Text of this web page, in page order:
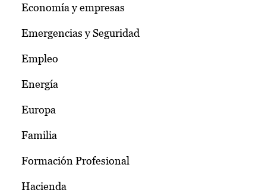
Economía y empresas
Emergencias y Seguridad
Empleo
Energía
Europa
Familia
Formación Profesional
Hacienda